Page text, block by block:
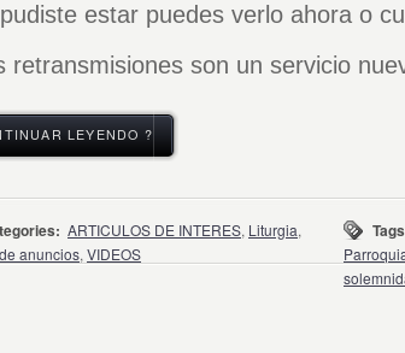
estar puedes verlo ahora o
retransmisiones son un servicio
LEYENDO ?
ARTICULOS DE INTERES, Liturgia,
anuncios, VIDEOS